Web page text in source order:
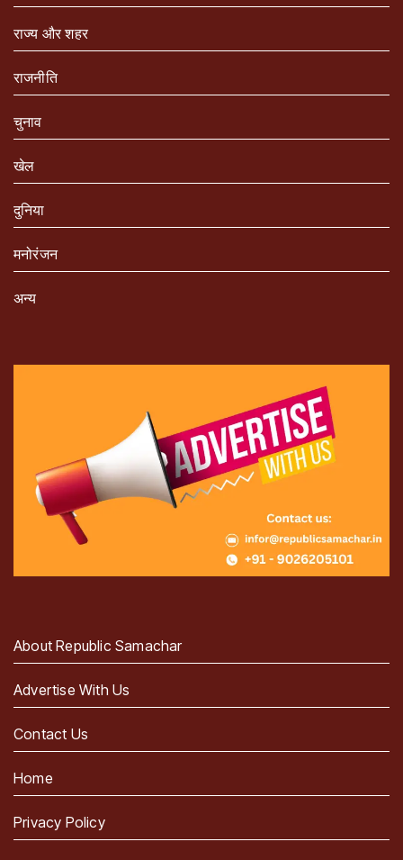
राज्य और शहर
राजनीति
चुनाव
खेल
दुनिया
मनोरंजन
अन्य
About Republic Samachar
Advertise With Us
Contact Us
Home
Privacy Policy